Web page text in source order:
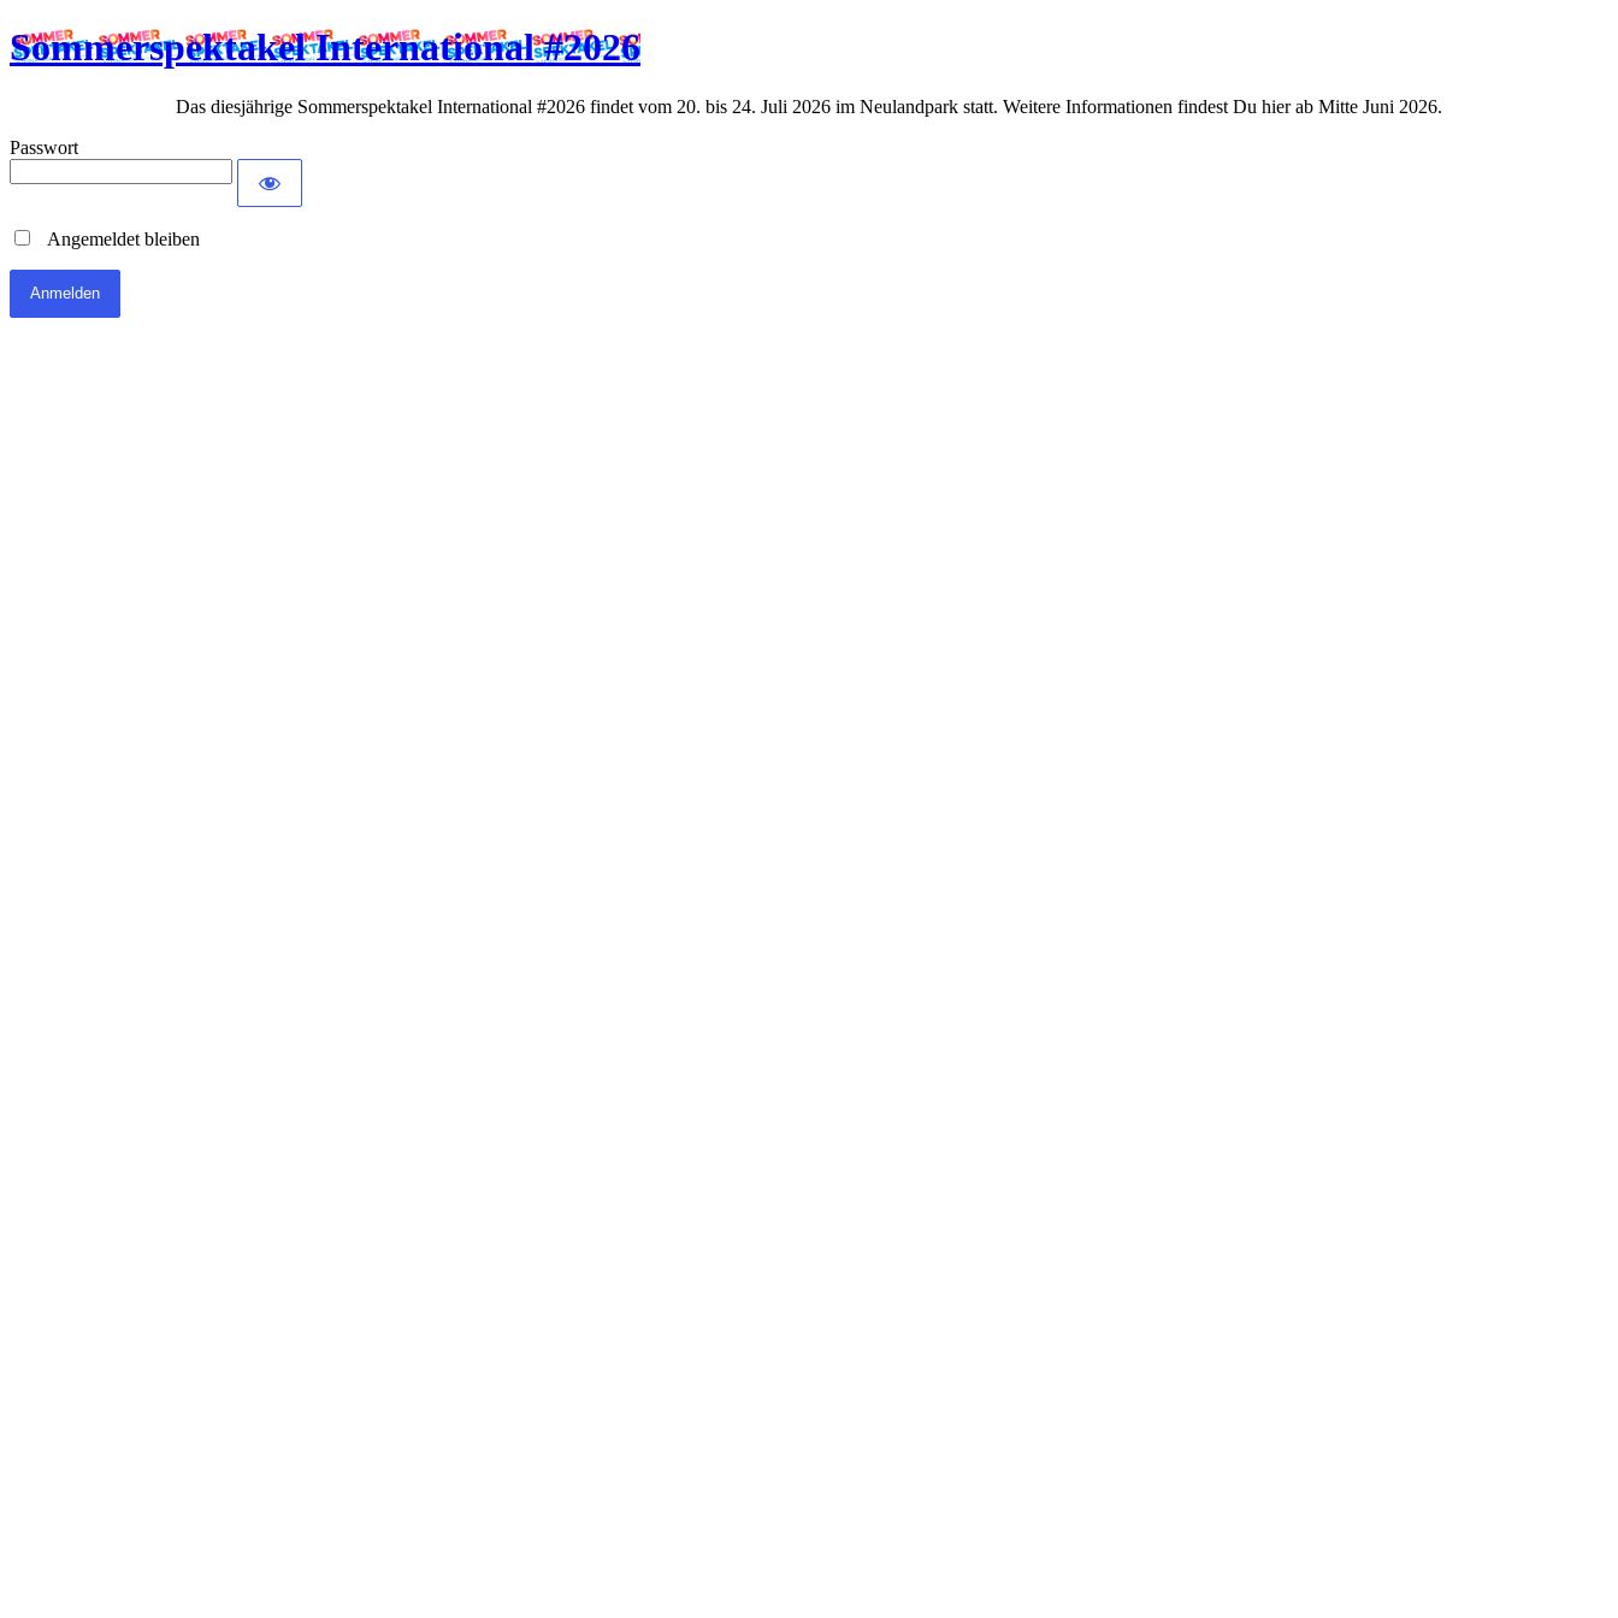
Sommerspektakel International #2026
Das diesjährige Sommerspektakel International #2026 findet vom 20. bis 24. Juli 2026 im Neulandpark statt. Weitere Informationen findest Du hier ab Mitte Juni 2026.
Passwort
Angemeldet bleiben